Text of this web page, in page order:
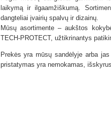
laikymą ir ilgaamžiškumą.
dangteliai įvairių spalvų ir dizainų.
Mūsų asortimente – aukštos
TECH-PROTECT, užtikrinantys
Prekės yra mūsų sandėlyje arba
pristatymas yra nemokamas,